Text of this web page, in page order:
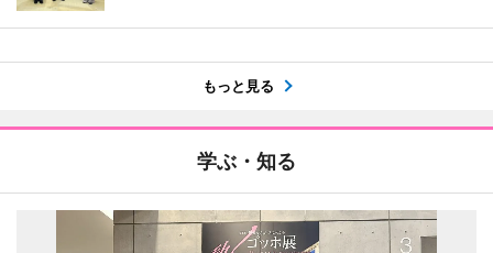
もっと見る
学ぶ・知る